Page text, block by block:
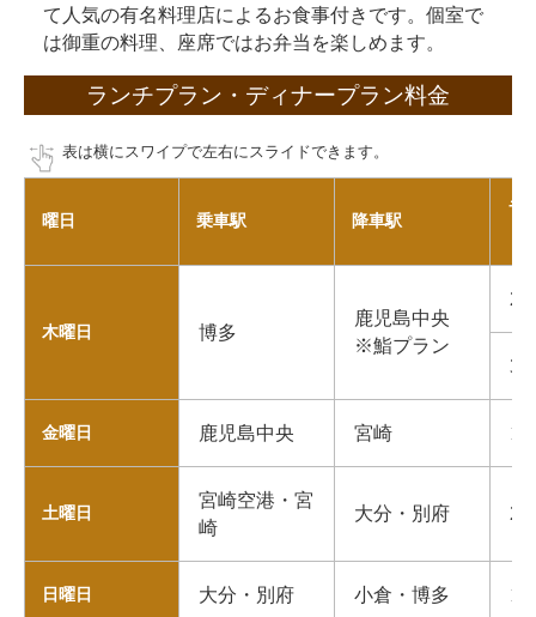
て人気の有名料理店によるお食事付きです。個室で
は御重の料理、座席ではお弁当を楽しめます。
ランチプラン・ディナープラン料金
表は横にスワイプで左右にスライドできます。
曜日 乗車駅 降車駅
ラ
木曜日 博多
鹿児島中央
※鮨プラン
金曜日 鹿児島中央 宮崎
土曜日
宮崎空港・宮
崎
大分・別府
日曜日 大分・別府 小倉・博多